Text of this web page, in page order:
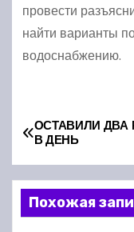
провести
найти варианты
водоснабжению.
Н
а
в
ОСТАВИЛИ ДВА
В ДЕНЬ
Похожая